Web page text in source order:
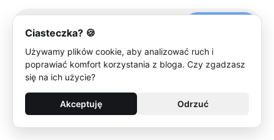
Ciasteczka? 🍪
Używamy plików cookie, aby analizować ruch i
poprawiać komfort korzystania z bloga. Czy zgadzasz
się na ich użycie?
Akceptuję Odrzuć